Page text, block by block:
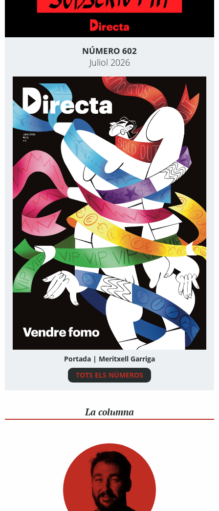
NÚMERO 602
Juliol 2026
Portada | Meritxell Garriga
TOTS ELS NÚMEROS
La columna